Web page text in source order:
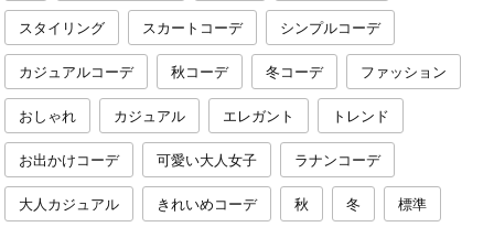
スタイリング スカートコーデ シンプルコーデ
カジュアルコーデ 秋コーデ 冬コーデ ファッション
おしゃれ カジュアル エレガント トレンド
お出かけコーデ 可愛い大人女子 ラナンコーデ
大人カジュアル きれいめコーデ 秋 冬 標準